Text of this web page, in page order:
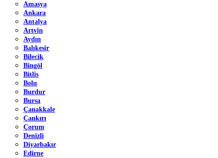
Amasya
Ankara
Antalya
Artvin
Aydın
Balıkesir
Bilecik
Bingöl
Bitlis
Bolu
Burdur
Bursa
Çanakkale
Çankırı
Çorum
Denizli
Diyarbakır
Edirne